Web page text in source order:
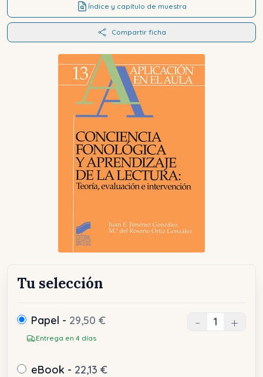
Índice y capítulo de muestra
Compartir ficha
Tu selección
Papel - 29,50 €
Entrega en 4 días
- +
eBook - 22,13 €